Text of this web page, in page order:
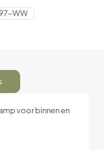
WW
voor binnen en